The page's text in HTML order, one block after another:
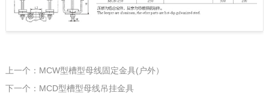
上一个：MCW型槽型母线固定金具(户外）
下一个：MCD型槽型母线吊挂金具